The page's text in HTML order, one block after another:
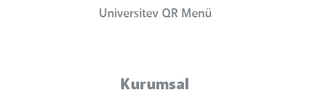
Universitev QR Menü
Kurumsal